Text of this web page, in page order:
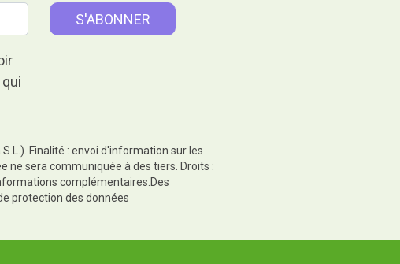
Finalité : envoi d'information sur les
ne sera communiquée à des tiers. Droits :
complémentaires.Des
protection des données